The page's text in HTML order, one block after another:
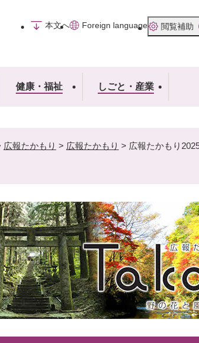
本文へ
Foreign language 閲覧補助
健康・福祉 しごと・産業
広報たかもり > 広報たかもり > 広報たかもり